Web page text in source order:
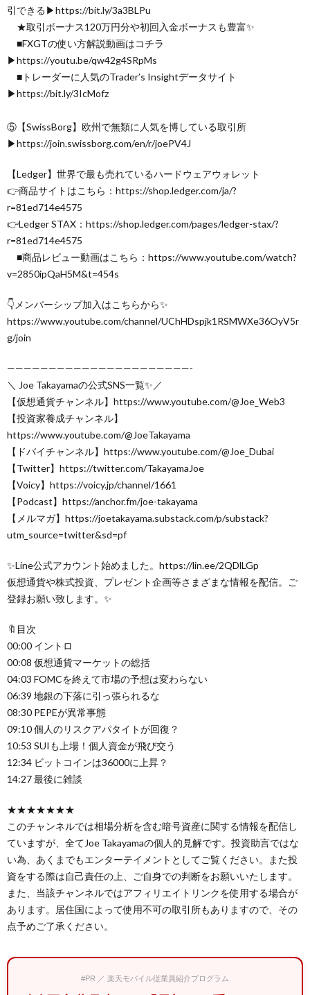
引できる▶︎https://bit.ly/3a3BLPu
★取引ボーナス120万円分や初回入金ボーナスも豊富✨
■FXGTの使い方解説動画はコチラ
▶︎https://youtu.be/qw42g4SRpMs
■トレーダーに人気のTrader’s Insightデータサイト
▶︎https://bit.ly/3IcMofz
⑤【SwissBorg】欧州で無類に人気を博している取引所
▶︎https://join.swissborg.com/en/r/joePV4J
【Ledger】世界で最も売れているハードウェアウォレット
👉商品サイトはこちら：https://shop.ledger.com/ja/?
r=81ed714e4575
👉Ledger STAX：https://shop.ledger.com/pages/ledger-stax/?
r=81ed714e4575
■商品レビュー動画はこちら：https://www.youtube.com/watch?
v=2850ipQaH5M&t=454s
👇メンバーシップ加入はこちらから✨
https://www.youtube.com/channel/UChHDspjk1RSMWXe36OyV5r
g/join
——————————————————————-
＼ Joe Takayamaの公式SNS一覧✨／
【仮想通貨チャンネル】https://www.youtube.com/@Joe_Web3
【投資家養成チャンネル】
https://www.youtube.com/@JoeTakayama
【ドバイチャンネル】https://www.youtube.com/@Joe_Dubai
【Twitter】https://twitter.com/TakayamaJoe
【Voicy】https://voicy.jp/channel/1661
【Podcast】https://anchor.fm/joe-takayama
【メルマガ】https://joetakayama.substack.com/p/substack?
utm_source=twitter&sd=pf
✨Line公式アカウント始めました。https://lin.ee/2QDlLGp
仮想通貨や株式投資、プレゼント企画等さまざまな情報を配信。ご
登録お願い致します。✨
🔖目次
00:00 イントロ
00:08 仮想通貨マーケットの総括
04:03 FOMCを終えて市場の予想は変わらない
06:39 地銀の下落に引っ張られるな
08:30 PEPEが異常事態
09:10 個人のリスクアパタイトが回復？
10:53 SUIも上場！個人資金が飛び交う
12:34 ビットコインは36000に上昇？
14:27 最後に雑談
★★★★★★★
このチャンネルでは相場分析を含む暗号資産に関する情報を配信し
ていますが、全てJoe Takayamaの個人的見解です。投資助言ではな
い為、あくまでもエンターテイメントとしてご覧ください。また投
資をする際は自己責任の上、ご自身での判断をお願いいたします。
また、当該チャンネルではアフィリエイトリンクを使用する場合が
あります。居住国によって使用不可の取引所もありますので、その
点予めご了承ください。
#PR ／ 楽天モバイル従業員紹介プログラム